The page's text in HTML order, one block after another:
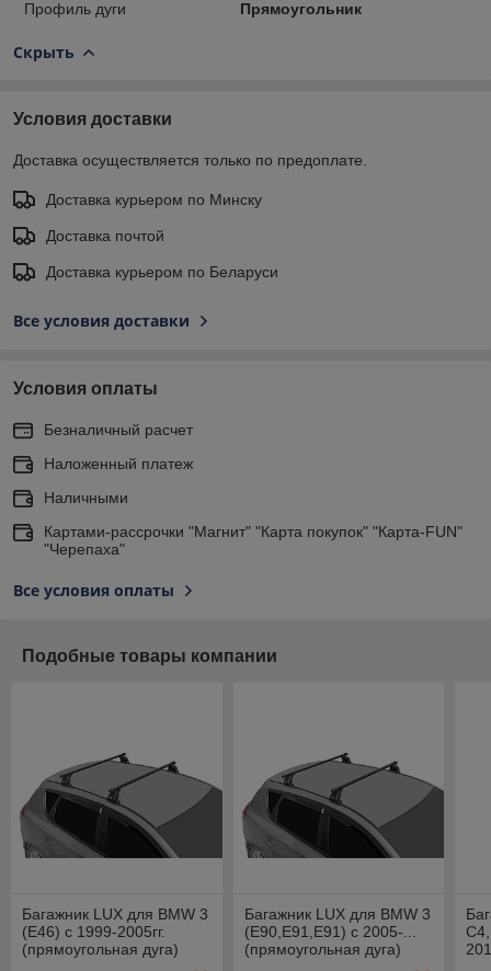
Профиль дуги Прямоугольник
Скрыть
Условия доставки
Доставка осуществляется только по предоплате.
Доставка курьером по Минску
Доставка почтой
Доставка курьером по Беларуси
Все условия доставки
Условия оплаты
Безналичный расчет
Наложенный платеж
Наличными
Картами-рассрочки "Магнит" "Карта покупок" "Карта-FUN"
"Черепаха"
Все условия оплаты
Подобные товары компании
Багажник LUX для BMW 3
(E46) c 1999-2005гг.
(прямоугольная дуга)
Багажник LUX для BMW 3
(E90,E91,E91) c 2005-...
(прямоугольная дуга)
С4,